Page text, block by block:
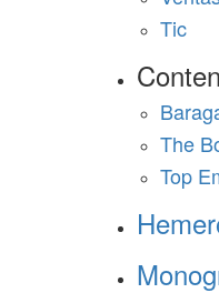
Tic
The
Top